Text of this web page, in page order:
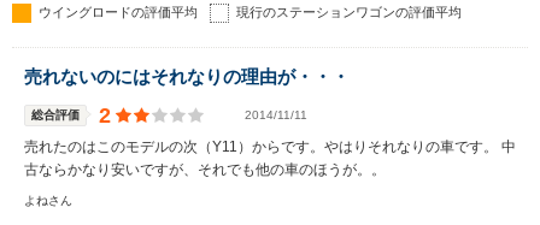
ウイングロードの評価平均 現行のステーションワゴンの評価平均
売れないのにはそれなりの理由が・・・
総合評価 2 2014/11/11
売れたのはこのモデルの次（Y11）からです。やはりそれなりの車です。 中
古ならかなり安いですが、それでも他の車のほうが。。
よねさん